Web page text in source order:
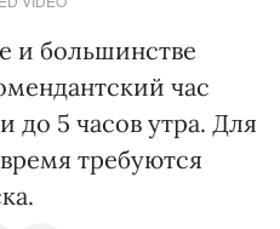
и большинстве
час
до 5 часов утра. Для
требуются